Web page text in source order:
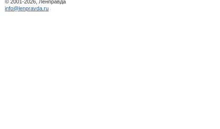
© 2001-2026, Ленправда
info@lenpravda.ru